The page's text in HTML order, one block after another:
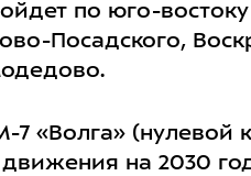
по юго-
Посадского,
7 «Волга»
на 2030